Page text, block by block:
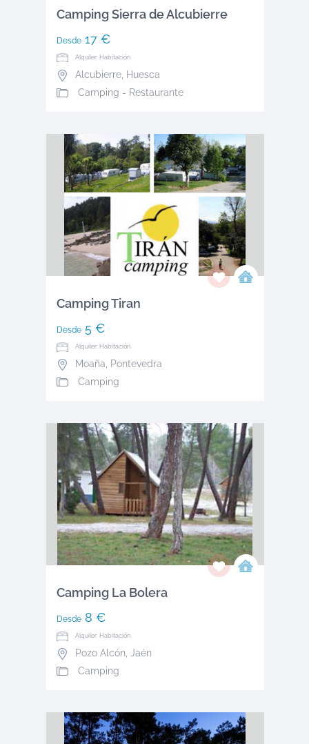
Camping Sierra de Alcubierre
Desde17 €
Alquiler: Habitación
Alcubierre, Huesca
Camping - Restaurante
Camping Tiran
Desde5 €
Alquiler: Habitación
Moaña, Pontevedra
Camping
Camping La Bolera
Desde8 €
Alquiler: Habitación
Pozo Alcón, Jaén
Camping